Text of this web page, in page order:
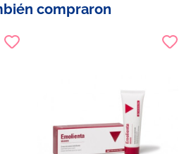
compraron